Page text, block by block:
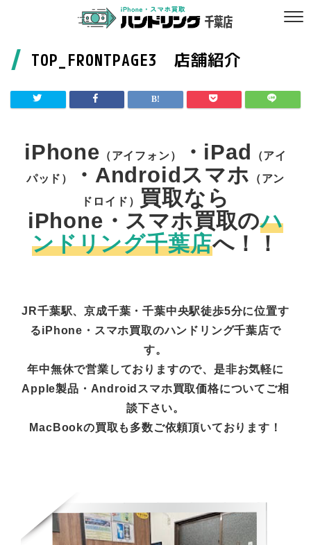
TOP_FRONTPAGE3 店舗紹介
iPhone （アイフォン） ・iPad
（アイ
パッド）
・Androidスマホ
（アン
ドロイド）
買取なら
iPhone・スマホ買取のハ
ンドリング千葉店へ！！
JR千葉駅、京成千葉・千葉中央駅徒歩5分に位置す
るiPhone・スマホ買取のハンドリング千葉店で
す。
年中無休で営業しておりますので、是非お気軽に
Apple製品・Androidスマホ買取価格についてご相
談下さい。
MacBookの買取も多数ご依頼頂いております！